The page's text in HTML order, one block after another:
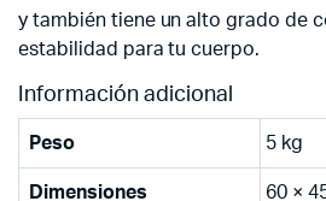
y también tiene un alto grado de
estabilidad para tu cuerpo.
Información adicional
Peso 5 kg
Dimensiones 60 ×